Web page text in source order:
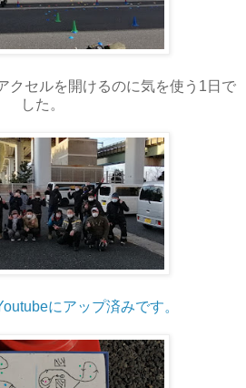
クセルを開けるのに気を使う1日で
した。
にアップ済みです。